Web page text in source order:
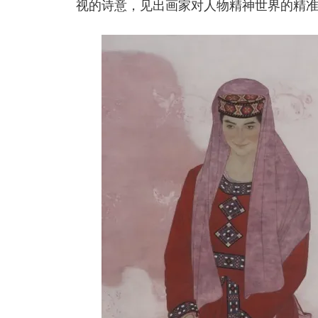
视的诗意，见出画家对人物精神世界的精